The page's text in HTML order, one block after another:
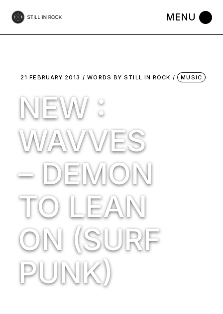
the
21 FEBRUARY 2013 WORDS BYSTILL IN ROCK MUSIC
NEW :
WAVVES
– DEMON
TO LEAN
ON (SURF
PUNK)